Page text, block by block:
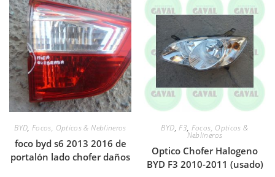
BYD,Focos, Opticos & Neblineros
foco byd s6 2013 2016 de
portalón lado chofer daños
BYD,F3, Focos, Opticos &
Neblineros
Optico Chofer Halogeno
BYD F3 2010-2011 (usado)